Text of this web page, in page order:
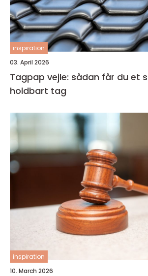
inspiration
03. April 2026
Tagpap vejle: sådan får du et
holdbart tag
inspiration
10. March 2026